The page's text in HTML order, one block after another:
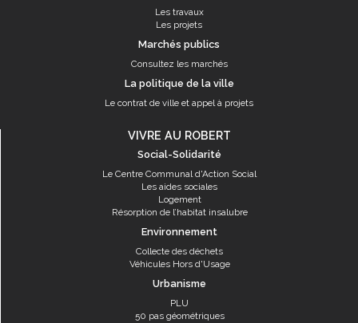
Les travaux
Les projets
Marchés publics
Consultez les marchés
La politique de la ville
Le contrat de ville et appel à projets
VIVRE AU ROBERT
Social-Solidarité
Le Centre Communal d'Action Social
Les aides sociales
Logement
Résorption de l’habitat insalubre
Environnement
Collecte des déchets
Véhicules Hors d'Usage
Urbanisme
PLU
50 pas géométriques